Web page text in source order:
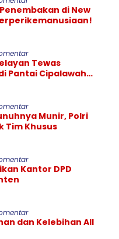
di New
Tewas
Pantai Cipalawah
Munir, Polri
Tim Khusus
Kantor DPD
dan Kelebihan All